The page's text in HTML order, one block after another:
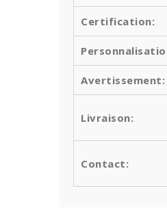
Certification:
Avertissement:
Livraison:
Contact: